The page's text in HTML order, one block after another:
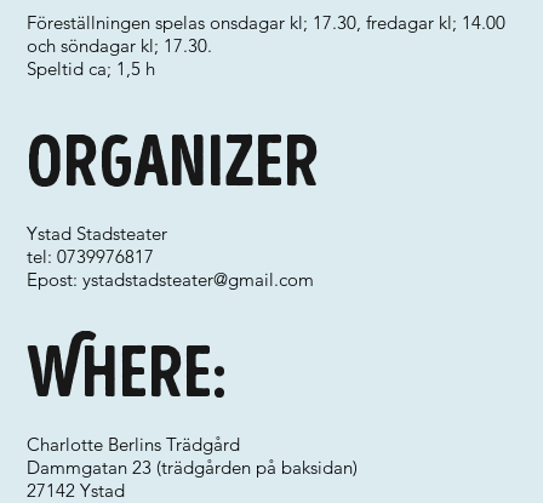
Where:
Organizer
Ystad Stadsteater
tel: 0739976817
Epost:ystadstadsteater@gmail.com
Charlotte Berlins Trädgård
Dammgatan 23 (trädgården på baksidan)
27142 Ystad
Föreställningen spelas onsdagar kl; 17.30, fredagar kl; 14.00
och söndagar kl; 17.30.
Speltid ca; 1,5 h